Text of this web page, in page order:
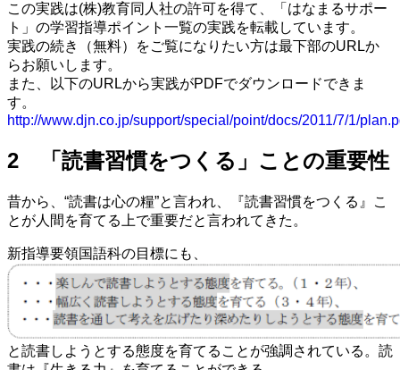
この実践は(株)教育同人社の許可を得て、「はなまるサポー
ト」の学習指導ポイント一覧の実践を転載しています。
実践の続き（無料）をご覧になりたい方は最下部のURLか
らお願いします。
また、以下のURLから実践がPDFでダウンロードできま
す。
http://www.djn.co.jp/support/special/point/docs/2011/7/1/
2 「読書習慣をつくる」ことの重要性
昔から、“読書は心の糧”と言われ、『読書習慣をつくる』こ
とが人間を育てる上で重要だと言われてきた。
新指導要領国語科の目標にも、
と読書しようとする態度を育てることが強調されている。読